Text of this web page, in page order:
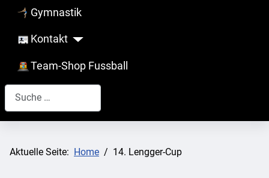
Gymnastik
Kontakt
Team-Shop Fussball
Suchen
Aktuelle Seite: Home 14. Lengger-Cup